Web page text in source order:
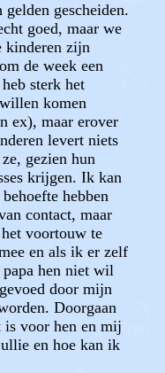
gescheiden.
goed, maar we
kinderen zijn
de week een
sterk het
komen
ex), maar erover
levert niets
gezien hun
krijgen. Ik kan
hebben
contact, maar
voortouw te
en als ik er zelf
hen niet wil
door mijn
Doorgaan
is voor hen en mij
en hoe kan ik